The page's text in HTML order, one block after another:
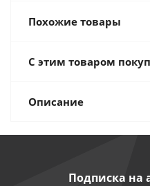
Похожие товары
С этим товаром
Описание
Подписка на